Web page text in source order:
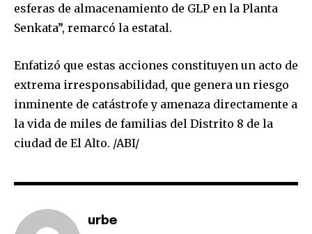
conversation.
your privacy and won't spam your inbox. Your information is
safe with us.
I've read and accept the
esferas de almacenamiento de GLP en la Planta
Senkata”, remarcó la estatal.
Enfatizó que estas acciones constituyen un acto de
extrema irresponsabilidad, que genera un riesgo
inminente de catástrofe y amenaza directamente a
la vida de miles de familias del Distrito 8 de la
ciudad de El Alto. /ABI/
urbe